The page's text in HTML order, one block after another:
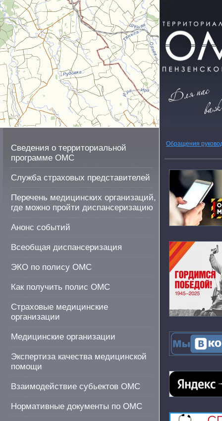
Сведения о территориальной
программе ОМС
Служба страховых представителей
Перечень медицинских организаций,
где можно пройти диспансеризацию
Анонс событий
Всеобщая диспансеризация
ЭКО по полису ОМС
Как получить полис ОМС
Страховые медицинские
организации
Медицинские организации
Экспертиза качества медицинской
помощи
Взаимодействие субьектов ОМС
Нормативные документы по ОМС
Обращения